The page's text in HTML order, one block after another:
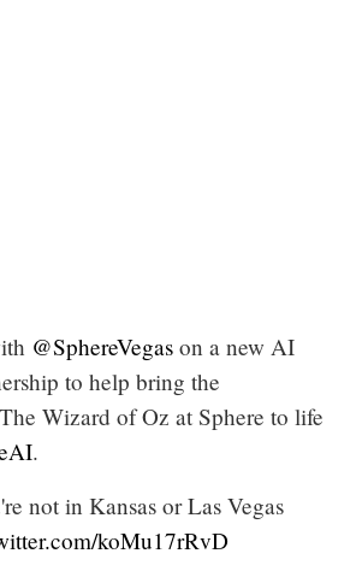
@SphereVegas on a new AI
to help bring the
Wizard of Oz at Sphere to life
.
not in Kansas or Las Vegas
koMu17rRvD